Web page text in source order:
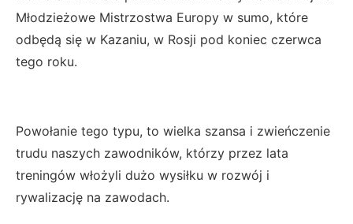
Młodzieżowe Mistrzostwa Europy w sumo, które
odbędą się w Kazaniu, w Rosji pod koniec czerwca
tego roku.
Powołanie tego typu, to wielka szansa i zwieńczenie
trudu naszych zawodników, którzy przez lata
treningów włożyli dużo wysiłku w rozwój i
rywalizację na zawodach.